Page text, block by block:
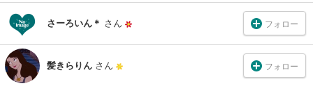
さーろいん＊ さん フォロー
髪きらりん さん フォロー